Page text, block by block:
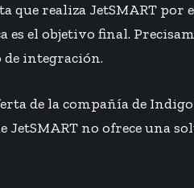
realiza JetSMART por
el objetivo final.
de integración.
de la compañía de
JetSMART no ofrece una